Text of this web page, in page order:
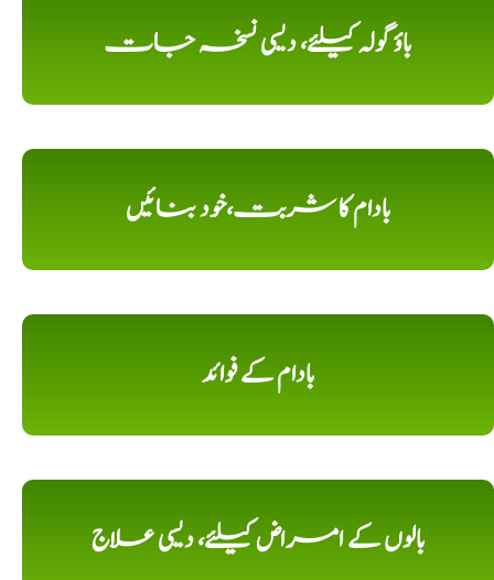
باؤ گولہ کیلئے، دیسی نسخہ جات
بادام کا شربت،خود بنائیں
بادام کے فوائد
بالوں کے امراض کیلئے، دیسی علاج